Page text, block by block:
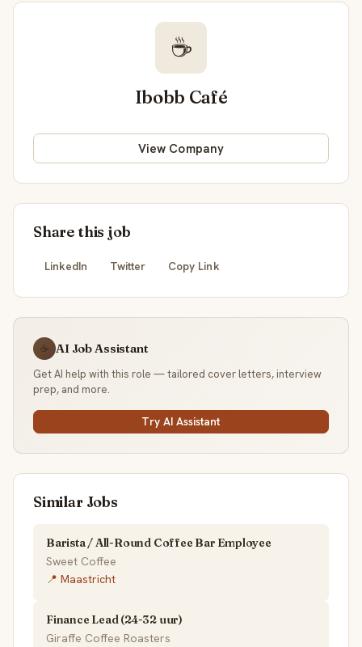
☕
Ibobb Café
View Company
Share this job
LinkedIn Twitter Copy Link
☕ AI Job Assistant
Get AI help with this role — tailored cover letters, interview
prep, and more.
Try AI Assistant
Similar Jobs
Barista / All-Round Coffee Bar Employee
Sweet Coffee
📍 Maastricht
Finance Lead (24-32 uur)
Giraffe Coffee Roasters